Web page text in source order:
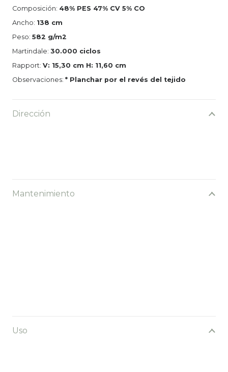
Composición: 48% PES 47% CV 5% CO
Ancho: 138 cm
Peso: 582 g/m2
Martindale: 30.000 ciclos
Rapport: V: 15,30 cm H: 11,60 cm
Observaciones: * Planchar por el revés del tejido
Dirección
Mantenimiento
Uso